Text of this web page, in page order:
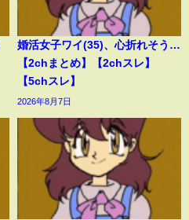
婚活女子ワイ(35)、心折れそう…
【2chまとめ】【2chスレ】
【5chスレ】
2026年8月7日